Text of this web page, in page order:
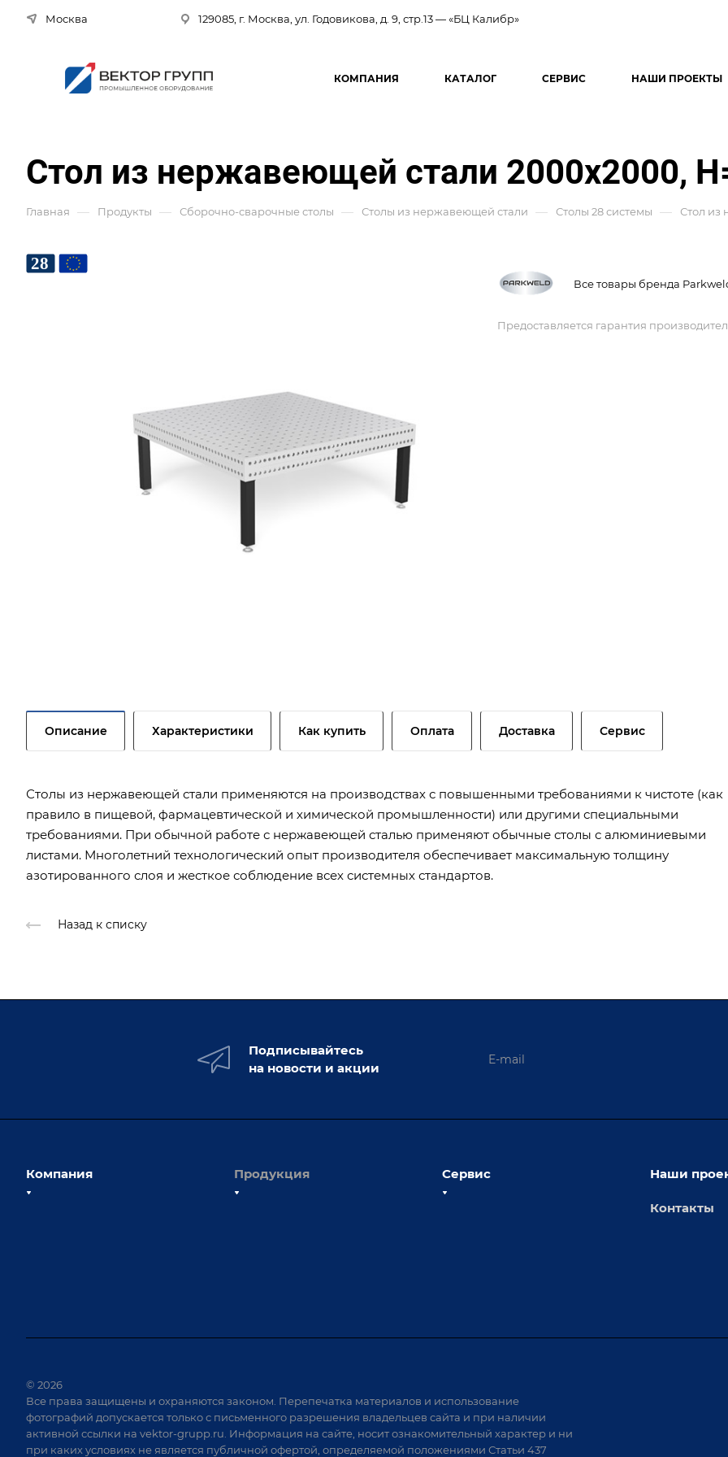
Москва 129085, г. Москва, ул. Годовикова, д. 9, стр.13 — «БЦ Калибр»
КОМПАНИЯ КАТАЛОГ СЕРВИС НАШИ ПРОЕКТЫ
Стол из нержавеющей стали 2000x2000,
Главная — Продукты — Сборочно-сварочные столы — Столы из нержавеющей стали — Столы 28 системы — Стол из
Все товары бренда
Предоставляется гарантия
Описание Характеристики Как купить Оплата Доставка Сервис
Столы из нержавеющей стали применяются на производствах с повышенными требованиями к чистоте (как
правило в пищевой, фармацевтической и химической промышленности) или другими специальными
требованиями. При обычной работе с нержавеющей сталью применяют обычные столы с алюминиевыми
листами. Многолетний технологический опыт производителя обеспечивает максимальную толщину
азотированного слоя и жесткое соблюдение всех системных стандартов.
Назад к списку
Подписывайтесь
на новости и акции
Компания
Вопрос ответ
Документы
Вакансии
Продукция
для сварки крупногабаритных
изделий
Позиционеры и вращатели
Сервис
Монтаж
возможности автоматизации
Наши
Контакты
© 2026
Все права защищены и охраняются законом. Перепечатка материалов и использование
фотографий допускается только с письменного разрешения владельцев сайта и при наличии
активной ссылки на vektor-grupp.ru . Информация на сайте, носит ознакомительный характер и ни
при каких условиях не является публичной офертой, определяемой положениями Статьи 437